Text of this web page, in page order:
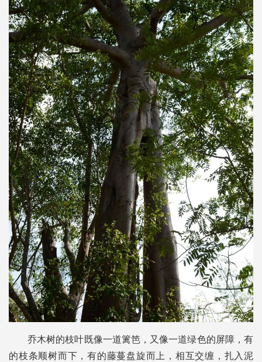
乔木树的枝叶既像一道篱笆，又像一道绿色的屏障，有
的枝条顺树而下，有的藤蔓盘旋而上，相互交缠，扎入泥